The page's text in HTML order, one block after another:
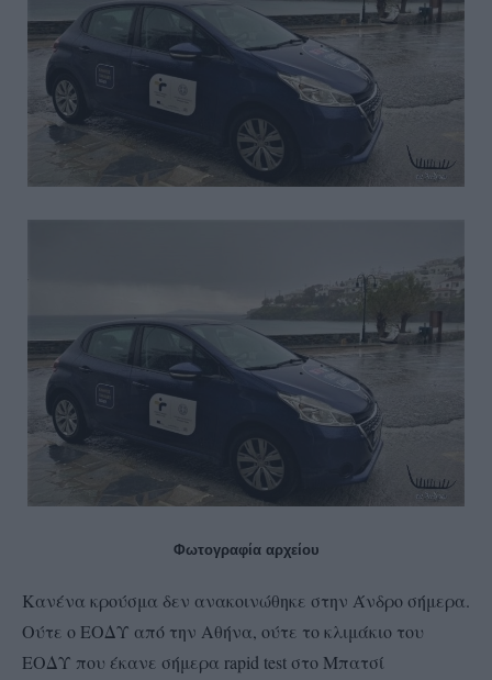
Φωτογραφία αρχείου
Κανένα κρούσμα δεν ανακοινώθηκε στην Άνδρο σήμερα.
Ούτε ο ΕΟΔΥ από την Αθήνα, ούτε το κλιμάκιο του
ΕΟΔΥ που έκανε σήμερα rapid test στο Μπατσί